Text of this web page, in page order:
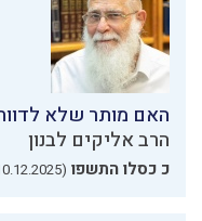
האם מותר שלא
הרב אליקים לבנון
כ כסלו התשפו (10.12.2025)